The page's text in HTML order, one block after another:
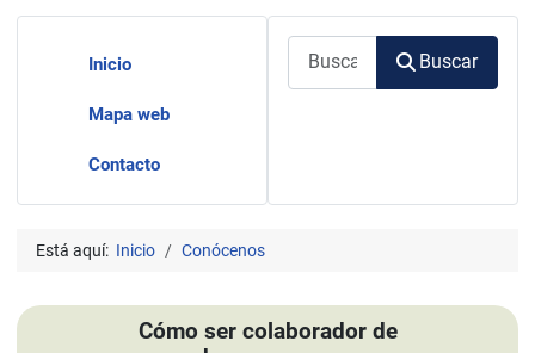
Inicio
Mapa web
Contacto
Buscar
Está aquí: Inicio Conócenos
Cómo ser colaborador de